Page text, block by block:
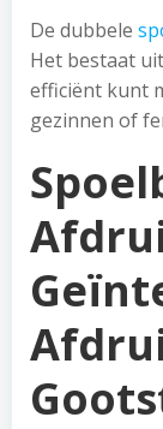
De dubbele
Het bestaat
efficiënt kunt
gezinnen of